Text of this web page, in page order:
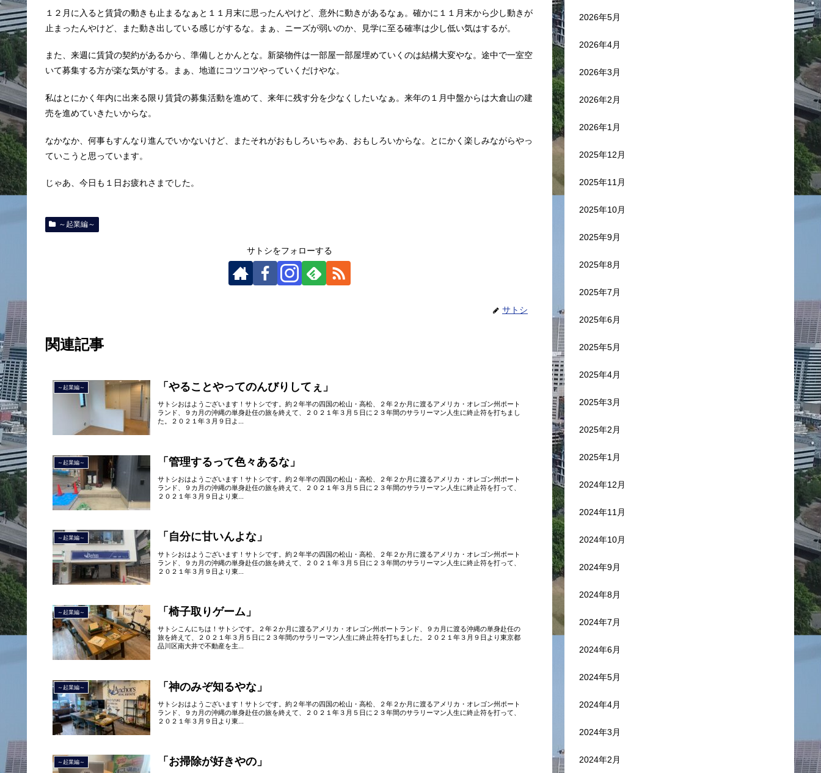
１２月に入ると賃貸の動きも止まるなぁと１１月末に思ったんやけど、意外に動きがあるなぁ。確かに１１月末から少し動きが
止まったんやけど、また動き出している感じがするな。まぁ、ニーズが弱いのか、見学に至る確率は少し低い気はするが。
また、来週に賃貸の契約があるから、準備しとかんとな。新築物件は一部屋一部屋埋めていくのは結構大変やな。途中で一室空
いて募集する方が楽な気がする。まぁ、地道にコツコツやっていくだけやな。
私はとにかく年内に出来る限り賃貸の募集活動を進めて、来年に残す分を少なくしたいなぁ。来年の１月中盤からは大倉山の建
売を進めていきたいからな。
なかなか、何事もすんなり進んでいかないけど、またそれがおもしろいちゃあ、おもしろいからな。とにかく楽しみながらやっ
ていこうと思っています。
じゃあ、今日も１日お疲れさまでした。
～起業編～
サトシをフォローする
サトシ
関連記事
～起業編～ 「やることやってのんびりしてぇ」
サトシおはようございます！サトシです。約２年半の四国の松山・高松、２年２か月に渡るアメリカ・オレゴン州ポート
ランド、９カ月の沖縄の単身赴任の旅を終えて、２０２１年３月５日に２３年間のサラリーマン人生に終止符を打ちまし
た。２０２１年３月９日よ...
～起業編～ 「管理するって色々あるな」
サトシおはようございます！サトシです。約２年半の四国の松山・高松、２年２か月に渡るアメリカ・オレゴン州ポート
ランド、９カ月の沖縄の単身赴任の旅を終えて、２０２１年３月５日に２３年間のサラリーマン人生に終止符を打って、
２０２１年３月９日より東...
～起業編～ 「自分に甘いんよな」
サトシおはようございます！サトシです。約２年半の四国の松山・高松、２年２か月に渡るアメリカ・オレゴン州ポート
ランド、９カ月の沖縄の単身赴任の旅を終えて、２０２１年３月５日に２３年間のサラリーマン人生に終止符を打って、
２０２１年３月９日より東...
～起業編～ 「椅子取りゲーム」
サトシこんにちは！サトシです。２年２か月に渡るアメリカ・オレゴン州ポートランド、９カ月に渡る沖縄の単身赴任の
旅を終えて、２０２１年３月５日に２３年間のサラリーマン人生に終止符を打ちました。２０２１年３月９日より東京都
品川区南大井で不動産を主...
～起業編～ 「神のみぞ知るやな」
サトシおはようございます！サトシです。約２年半の四国の松山・高松、２年２か月に渡るアメリカ・オレゴン州ポート
ランド、９カ月の沖縄の単身赴任の旅を終えて、２０２１年３月５日に２３年間のサラリーマン人生に終止符を打って、
２０２１年３月９日より東...
～起業編～ 「お掃除が好きやの」
2026年5月
2026年4月
2026年3月
2026年2月
2026年1月
2025年12月
2025年11月
2025年10月
2025年9月
2025年8月
2025年7月
2025年6月
2025年5月
2025年4月
2025年3月
2025年2月
2025年1月
2024年12月
2024年11月
2024年10月
2024年9月
2024年8月
2024年7月
2024年6月
2024年5月
2024年4月
2024年3月
2024年2月